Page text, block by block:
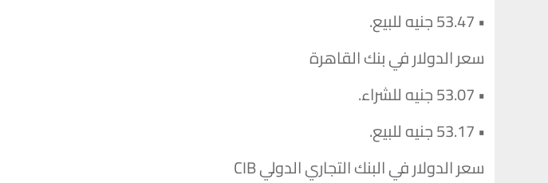
• 53.47 جنيه للبيع.
سعر الدولار في بنك القاهرة
• 53.07 جنيه للشراء.
• 53.17 جنيه للبيع.
سعر الدولار في البنك التجاري الدولي CIB